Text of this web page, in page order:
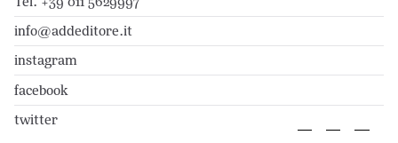
info@addeditore.it
instagram
facebook
twitter